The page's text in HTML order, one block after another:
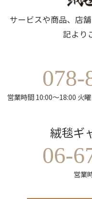
サービスや商品、店
記より
078-
営業時間 10:00～18:00 火
絨毯ギ
06-
営業